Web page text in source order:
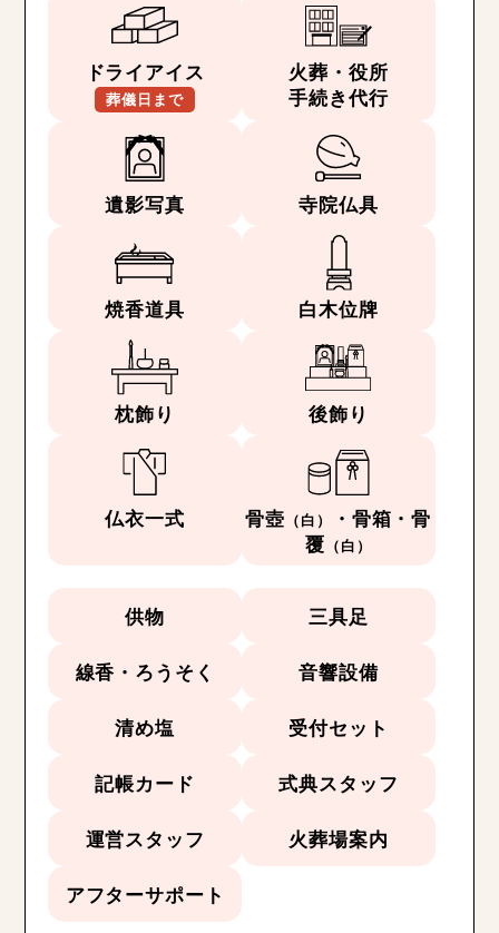
ドライアイス
葬儀日まで
火葬・役所
手続き代行
遺影写真 寺院仏具
焼香道具 白木位牌
枕飾り 後飾り
仏衣一式 骨壺 （白）
・骨箱・骨
覆 （白）
供物 三具足
線香・ろうそく 音響設備
清め塩 受付セット
記帳カード 式典スタッフ
運営スタッフ 火葬場案内
アフターサポート